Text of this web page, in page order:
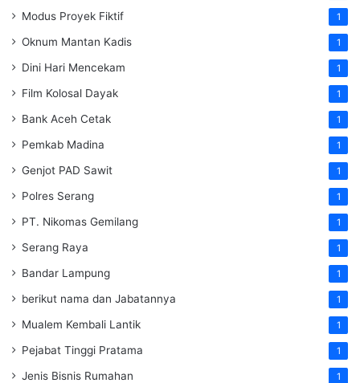
Modus Proyek Fiktif 1
Oknum Mantan Kadis 1
Dini Hari Mencekam 1
Film Kolosal Dayak 1
Bank Aceh Cetak 1
Pemkab Madina 1
Genjot PAD Sawit 1
Polres Serang 1
PT. Nikomas Gemilang 1
Serang Raya 1
Bandar Lampung 1
berikut nama dan Jabatannya 1
Mualem Kembali Lantik 1
Pejabat Tinggi Pratama 1
Jenis Bisnis Rumahan 1